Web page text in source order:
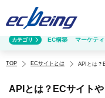
TOP ECサイトとは APIとは？
APIとは？ECサイト
カテゴリ EC構築 マーケテ